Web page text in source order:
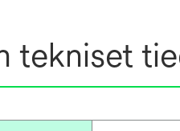
tekniset